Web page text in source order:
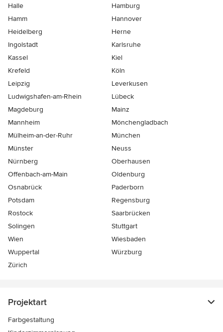
Halle
Hamburg
Hamm
Hannover
Heidelberg
Herne
Ingolstadt
Karlsruhe
Kassel
Kiel
Krefeld
Köln
Leipzig
Leverkusen
Ludwigshafen-am-Rhein
Lübeck
Magdeburg
Mainz
Mannheim
Mönchen­gladbach
Mülheim-an-der-Ruhr
München
Münster
Neuss
Nürnberg
Oberhausen
Offenbach-am-Main
Oldenburg
Osnabrück
Paderborn
Potsdam
Regensburg
Rostock
Saarbrücken
Solingen
Stuttgart
Wien
Wiesbaden
Wuppertal
Würzburg
Zürich
Projektart
Farbgestaltung